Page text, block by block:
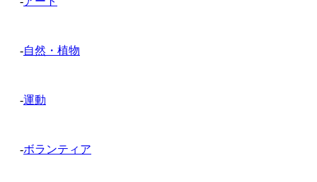
-自然・植物
-運動
-ボランティア